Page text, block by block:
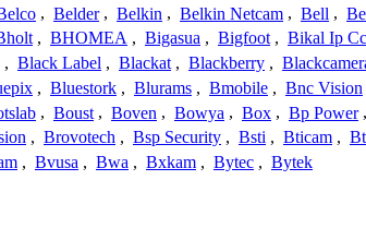
, Belder , Belkin , Belkin Netcam , Bell ,
, BHOMEA , Bigasua , Bigfoot , Bikal Ip
, Black Label , Blackat , Blackberry ,
, Bluestork , Blurams , Bmobile , Bnc Vision
, Boust , Boven , Bowya , Box , Bp Power ,
, Brovotech , Bsp Security , Bsti , Bticam ,
, Bvusa , Bwa , Bxkam , Bytec , Bytek